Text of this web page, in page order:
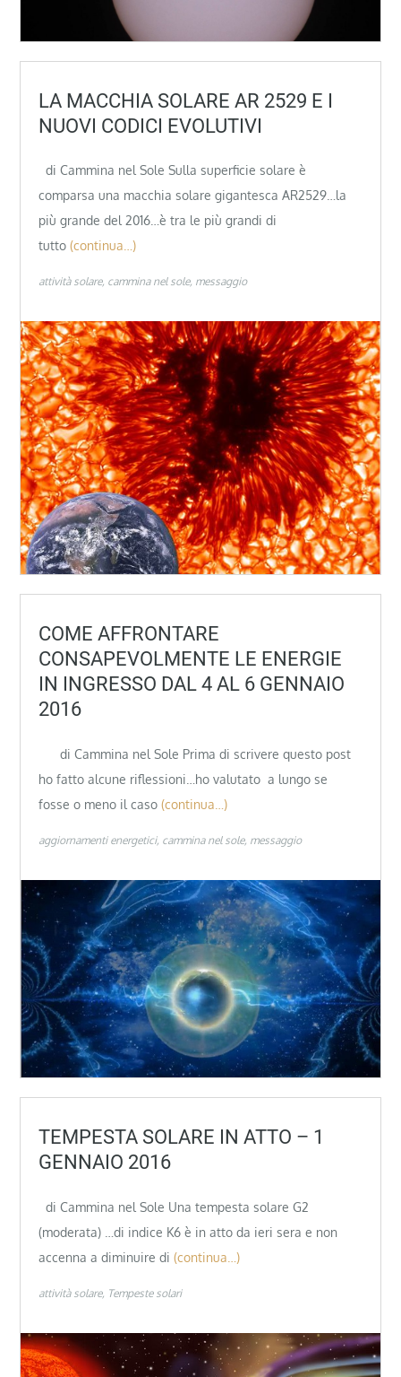
LA MACCHIA SOLARE AR 2529 E I
NUOVI CODICI EVOLUTIVI
di Cammina nel Sole Sulla superficie solare è
comparsa una macchia solare gigantesca AR2529…la
più grande del 2016…è tra le più grandi di
tutto (continua…)
attività solare cammina nel sole messaggio
COME AFFRONTARE
CONSAPEVOLMENTE LE ENERGIE
IN INGRESSO DAL 4 AL 6 GENNAIO
2016
di Cammina nel Sole Prima di scrivere questo post
ho fatto alcune riflessioni…ho valutato a lungo se
fosse o meno il caso (continua…)
aggiornamenti energetici cammina nel sole messaggio
TEMPESTA SOLARE IN ATTO – 1
GENNAIO 2016
di Cammina nel Sole Una tempesta solare G2
(moderata) …di indice K6 è in atto da ieri sera e non
accenna a diminuire di (continua…)
attività solare Tempeste solari